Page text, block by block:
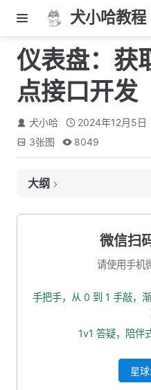
犬小哈教程
仪表盘：获
点接口开发
犬小哈 2024年12月5日
3张图 8049
大纲
2. 接口、出入参格式定义
2.3 出参
3. 出入参 VO
4.2 创建
微信扫
请使用手机
手把手，从 0 到 1 手敲，
1v1 答疑，陪伴
星